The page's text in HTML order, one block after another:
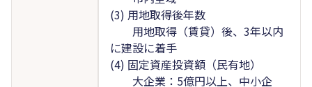
(3) 用地取得後年数
用地取得（賃貸）後、3年以内
に建設に着手
(4) 固定資産投資額（民有地）
大企業：5億円以上、中小企